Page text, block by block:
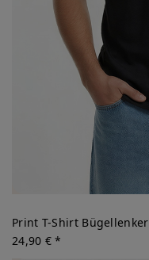
Print T-Shirt Bügellenker
24,90 € *